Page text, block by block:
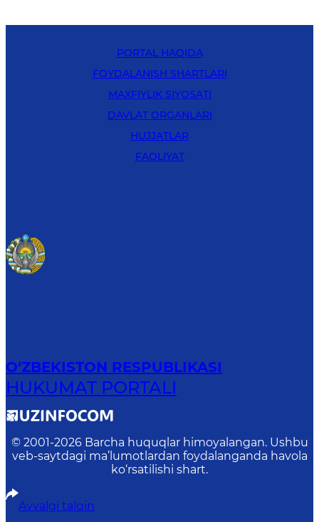
PORTAL HAQIDA
FOYDALANISH SHARTLARI
MAXFIYLIK SIYOSATI
DAVLAT ORGANLARI
HUJJATLAR
FAOLIYAT
O‘ZBEKISTON RESPUBLIKASI
HUKUMAT PORTALI
© 2001-2026 Barcha huquqlar himoyalangan. Ushbu
veb-saytdagi ma’lumotlardan foydalanganda havola
ko‘rsatilishi shart.
Avvalgi talqin